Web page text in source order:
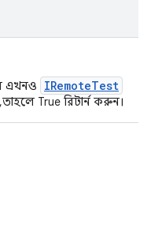
এখনও IRemoteTest
True রিটার্ন করুন।